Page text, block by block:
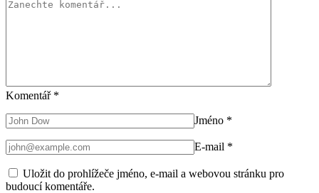
Komentář *
Jméno *
E-mail *
Uložit do prohlížeče jméno, e-mail a webovou stránku pro
budoucí komentáře.